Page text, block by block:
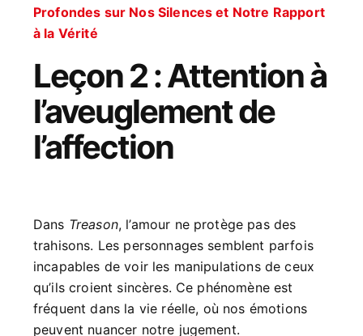
Profondes sur Nos Silences et Notre Rapport
à la Vérité
Leçon 2 : Attention à
l’aveuglement de
l’affection
Dans Treason, l’amour ne protège pas des
trahisons. Les personnages semblent parfois
incapables de voir les manipulations de ceux
qu’ils croient sincères. Ce phénomène est
fréquent dans la vie réelle, où nos émotions
peuvent nuancer notre jugement.